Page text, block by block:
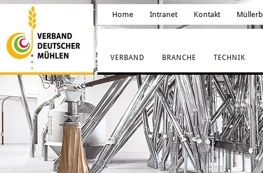
Home Intranet Kontakt
VERBAND BRANCHE TECHNIK